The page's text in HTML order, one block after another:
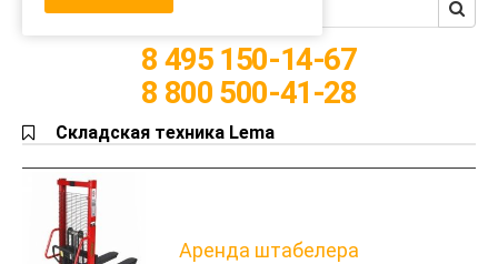
8 495 150-14-67
8 800 500-41-28
Складская техника Lema
Аренда штабелера